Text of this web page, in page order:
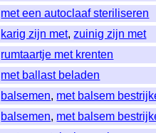
met een autoclaaf steriliseren
karig zijn met,zuinig zijn met
rumtaartje met krenten
met ballast beladen
balsemen, met balsem
balsemen, met balsem